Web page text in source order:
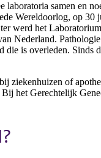
samen en
Wereldoorlog, op 30
werd het
Nederland.
die is overleden. Sinds
ziekenhuizen of
het Gerechtelijk